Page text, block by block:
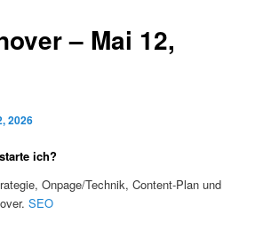
– Mai 12,
2026
ich?
Onpage/Technik, Content-Plan und
SEO